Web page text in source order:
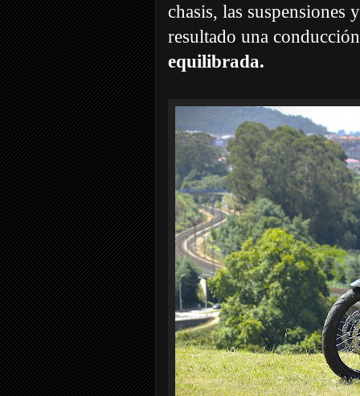
chasis, las suspensiones
resultado una
equilibrada.